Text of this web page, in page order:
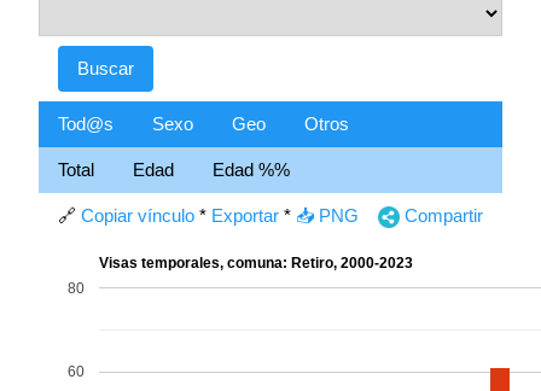
Tod@s Sexo Geo Otros
Total Edad Edad %%
🔗 Copiar vínculo * Exportar * 📥 PNG Compartir
Visas temporales, comuna: Retiro, 2000-2023
60
80